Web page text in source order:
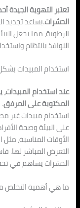
تعتبر التهوية الجيدة
الحشرات.يساعد تجديد
الرطوبة، مما يجعل
النوافذ بانتظام
استخدام المبيدات
عند استخدام
المكتوبة على المرفق.
استخدام مبيدات غير
على البيئة وصحة
الأوقات المناسبة، مثل
التعرض المباشر لها.
الحشرات يساهم في
ما هي أهمية التخلص